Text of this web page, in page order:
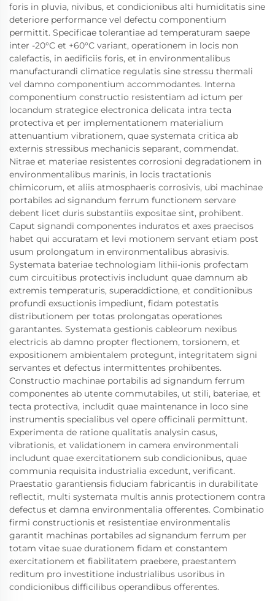
foris in pluvia, nivibus, et condicionibus alti humiditatis sine
deteriore performance vel defectu componentium
permittit. Specificae tolerantiae ad temperaturam saepe
inter -20°C et +60°C variant, operationem in locis non
calefactis, in aedificiis foris, et in environmentalibus
manufacturandi climatice regulatis sine stressu thermali
vel damno componentium accommodantes. Interna
componentium constructio resistentiam ad ictum per
locandum strategice electronica delicata intra tecta
protectiva et per implementationem materialium
attenuantium vibrationem, quae systemata critica ab
externis stressibus mechanicis separant, commendat.
Nitrae et materiae resistentes corrosioni degradationem in
environmentalibus marinis, in locis tractationis
chimicorum, et aliis atmosphaeris corrosivis, ubi machinae
portabiles ad signandum ferrum functionem servare
debent licet duris substantiis expositae sint, prohibent.
Caput signandi componentes induratos et axes praecisos
habet qui accuratam et levi motionem servant etiam post
usum prolongatum in environmentalibus abrasivis.
Systemata bateriae technologiam lithii-ionis profectam
cum circuitibus protectivis includunt quae damnum ab
extremis temperaturis, superaddictione, et conditionibus
profundi exsuctionis impediunt, fidam potestatis
distributionem per totas prolongatas operationes
garantantes. Systemata gestionis cableorum nexibus
electricis ab damno propter flectionem, torsionem, et
expositionem ambientalem protegunt, integritatem signi
servantes et defectus intermittentes prohibentes.
Constructio machinae portabilis ad signandum ferrum
componentes ab utente commutabiles, ut stili, bateriae, et
tecta protectiva, includit quae maintenance in loco sine
instrumentis specialibus vel opere officinali permittunt.
Experimenta de ratione qualitatis analysin casus,
vibrationis, et validationem in camera environmentali
includunt quae exercitationem sub condicionibus, quae
communia requisita industrialia excedunt, verificant.
Praestatio garantiensis fiduciam fabricantis in durabilitate
reflectit, multi systemata multis annis protectionem contra
defectus et damna environmentalia offerentes. Combinatio
firmi constructionis et resistentiae environmentalis
garantit machinas portabiles ad signandum ferrum per
totam vitae suae durationem fidam et constantem
exercitationem et fiabilitatem praebere, praestantem
reditum pro investitione industrialibus usoribus in
condicionibus difficilibus operandibus offerentes.